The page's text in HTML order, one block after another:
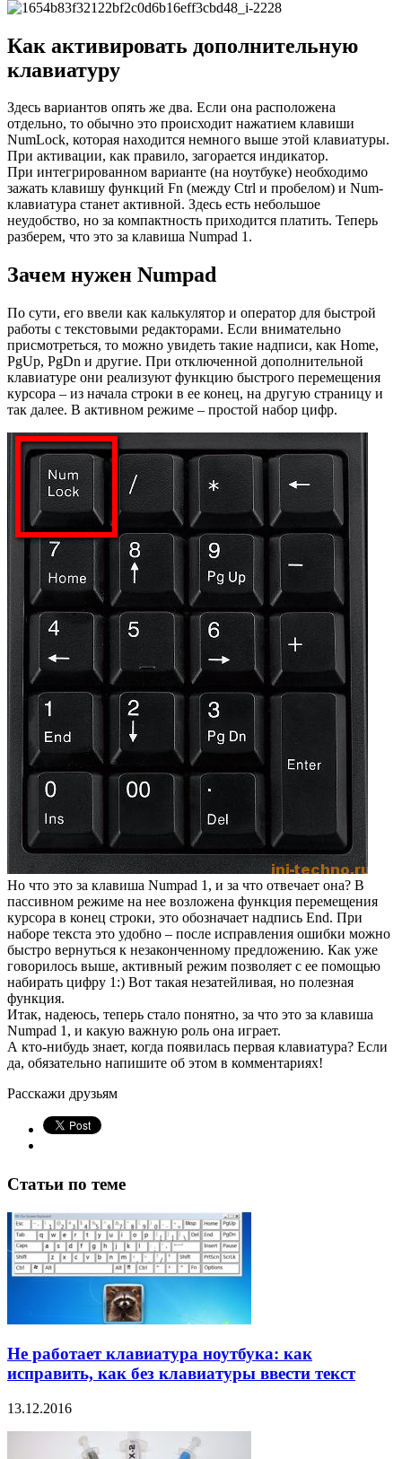
Как активировать дополнительную
клавиатуру
Здесь вариантов опять же два. Если она расположена
отдельно, то обычно это происходит нажатием клавиши
NumLock, которая находится немного выше этой клавиатуры.
При активации, как правило, загорается индикатор.
При интегрированном варианте (на ноутбуке) необходимо
зажать клавишу функций Fn (между Ctrl и пробелом) и Num-
клавиатура станет активной. Здесь есть небольшое
неудобство, но за компактность приходится платить. Теперь
разберем, что это за клавиша Numpad 1.
Зачем нужен Numpad
По сути, его ввели как калькулятор и оператор для быстрой
работы с текстовыми редакторами. Если внимательно
присмотреться, то можно увидеть такие надписи, как Home,
PgUp, PgDn и другие. При отключенной дополнительной
клавиатуре они реализуют функцию быстрого перемещения
курсора – из начала строки в ее конец, на другую страницу и
так далее. В активном режиме – простой набор цифр.
Но что это за клавиша Numpad 1, и за что отвечает она? В
пассивном режиме на нее возложена функция перемещения
курсора в конец строки, это обозначает надпись End. При
наборе текста это удобно – после исправления ошибки можно
быстро вернуться к незаконченному предложению. Как уже
говорилось выше, активный режим позволяет с ее помощью
набирать цифру 1:) Вот такая незатейливая, но полезная
функция.
Итак, надеюсь, теперь стало понятно, за что это за клавиша
Numpad 1, и какую важную роль она играет.
А кто-нибудь знает, когда появилась первая клавиатура? Если
да, обязательно напишите об этом в комментариях!
Расскажи друзьям
Статьи по теме
Не работает клавиатура ноутбука: как
исправить, как без клавиатуры ввести текст
13.12.2016